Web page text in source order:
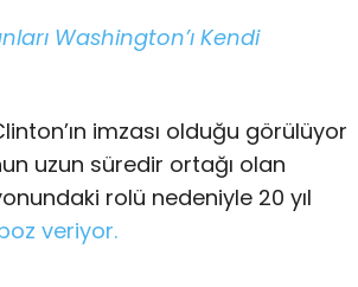
Washington’ı Kendi
imzası olduğu görülüyor
uzun süredir ortağı olan
rolü nedeniyle 20 yıl
veriyor.